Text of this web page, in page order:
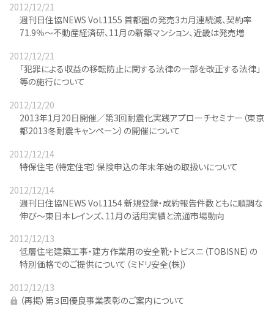
2012/12/21
週刊日住協NEWS Vol.1155 首都圏の発売3カ月連続減、契約率
71.9％～不動産経済研、11月の新築マンション、近畿は発売増
2012/12/21
「犯罪による収益の移転防止に関する法律の一部を改正する法律」
等の施行について
2012/12/20
2013年1月20日開催／第3回耐震化実践アプローチセミナー（東京
都2013冬耐震キャンペーン）の開催について
2012/12/14
特保住宅（特定住宅）保険申込の年末年始の取扱いについて
2012/12/14
週刊日住協NEWS Vol.1154 新規登録・成約報告件数ともに順調な
伸び～東日本レインズ､11月の活用実績と流通市場動向
2012/12/13
低層住宅建築工事・建方作業用の安全靴・トビスニ（TOBISNE）の
特別価格でのご提供について（ミドリ安全(株)）
2012/12/13
（再掲）第３回優良事業表彰のご案内について